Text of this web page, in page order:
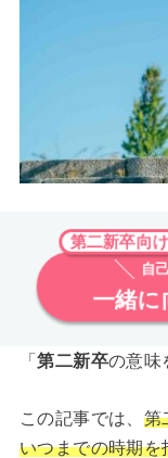
第二新卒向け
自
一緒に
「第二新卒の意味
この記事では、 第
いつまでの時期を